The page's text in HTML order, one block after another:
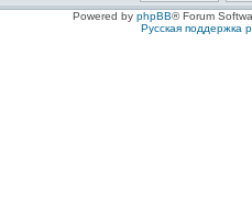
Powered by phpBB® Forum
Русская поддержка